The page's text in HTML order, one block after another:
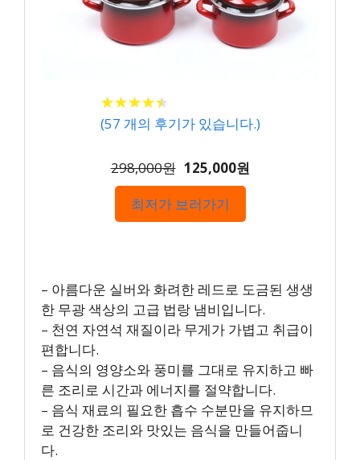
★★★★★
★★★★★
(57 개의 후기가 있습니다.)
298,000원 125,000원
최저가 보러가기
– 아름다운 실버와 화려한 레드로 도금된 생생
한 무광 색상의 고급 법랑 냄비입니다.
– 천연 자연석 재질이라 무게가 가볍고 취급이
편합니다.
– 음식의 영양소와 풍미를 그대로 유지하고 빠
른 조리로 시간과 에너지를 절약합니다.
– 음식 재료의 필요한 흡수 수분만을 유지하므
로 건강한 조리와 맛있는 음식을 만들어줍니
다.